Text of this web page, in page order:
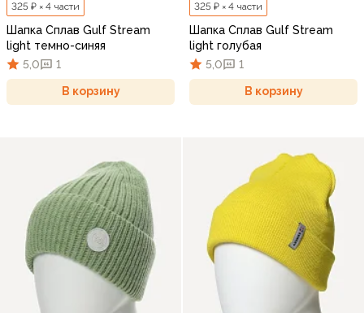
325 ₽ × 4 части
Шапка Сплав Gulf Stream
light темно-синяя
5,0
1
В корзину
325 ₽ × 4 части
Шапка Сплав Gulf Stream
light голубая
5,0
1
В корзину